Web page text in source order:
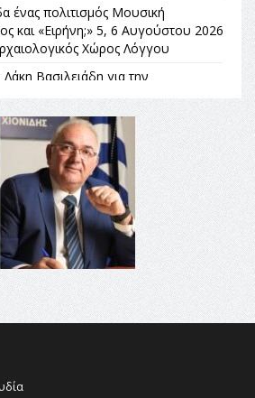
ένας πολιτισμός Μουσική
και «Ειρήνη;» 5, 6 Αυγούστου 2026
Χώρος Λόγγου
Βασιλειάδη για την
«Σε τέτοιες κορυφαίες
υπάρχει μόνο η ευθύνη απέναντι
του ΠΑΟΚ στον δεύτερο γύρο του
στον Κατάλογο Παγκόσμιας
– Ομόφωνη η απόφαση Ο
ως φυσικό και πολιτιστικό
αξίας για την
ΔΡΑΣΕΙΣ ΓΙΑ ΠΑΙΔΙΑ